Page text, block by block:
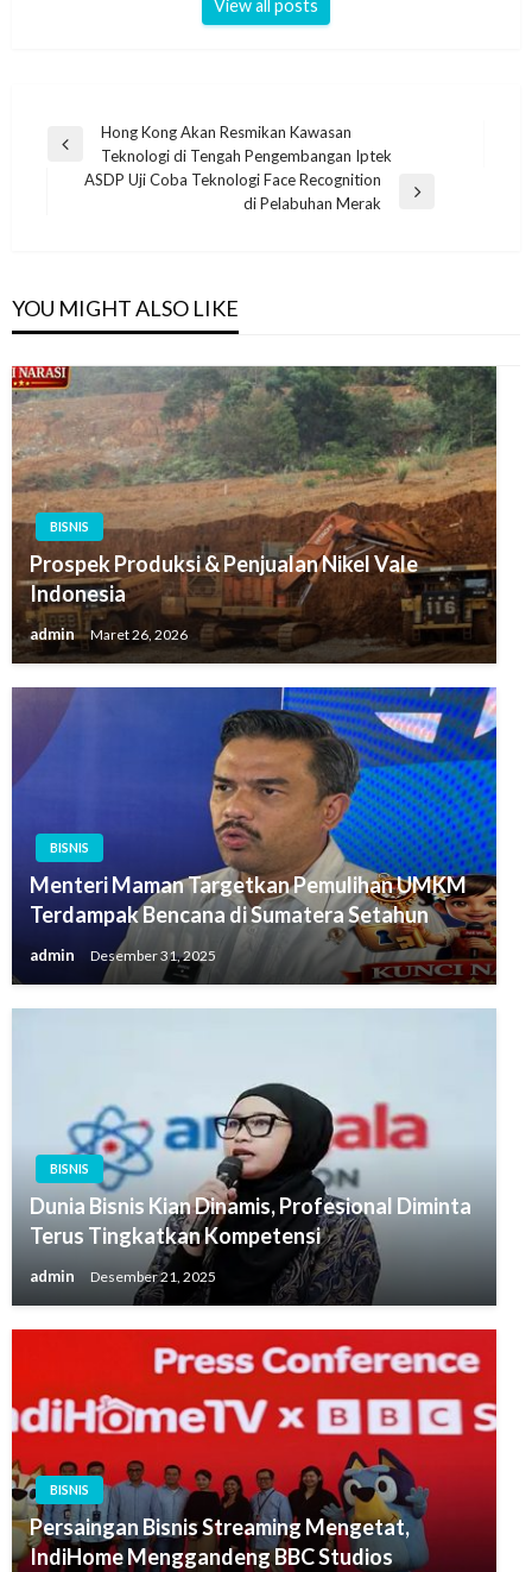
View all posts
Navigasi
Previous
Hong Kong Akan Resmikan Kawasan
Teknologi di Tengah Pengembangan Iptek
ASDP Uji Coba Teknologi Face Recognition
di Pelabuhan Merak
YOU MIGHT ALSO LIKE
BISNIS
Prospek Produksi & Penjualan Nikel Vale
Indonesia
admin Maret 26, 2026
BISNIS
Menteri Maman Targetkan Pemulihan UMKM
Terdampak Bencana di Sumatera Setahun
admin Desember 31, 2025
BISNIS
Dunia Bisnis Kian Dinamis, Profesional Diminta
Terus Tingkatkan Kompetensi
admin Desember 21, 2025
BISNIS
Persaingan Bisnis Streaming Mengetat,
IndiHome Menggandeng BBC Studios